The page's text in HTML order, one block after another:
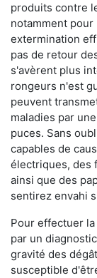
produits contre
notamment
extermination
pas de retour
s'avèrent plus
rongeurs n'est
peuvent
maladies par
puces. Sans
capables de
électriques, des
ainsi que des
sentirez envahi
Pour effectuer
par un
gravité des
susceptible